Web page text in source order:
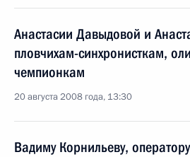
Анастасии Давыдовой и
пловчихам-синхронисткам,
чемпионкам
20 августа 2008 года, 13:30
Вадиму Корнильеву,